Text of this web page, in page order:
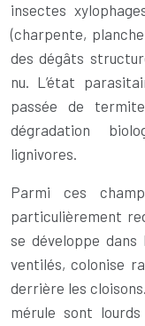
insectes
(charpente,
des dégâts
nu. L’état
passée de
dégradation
lignivores.
Parmi ces
particulièrement
se développe
ventilés, colonise
derrière les
mérule sont